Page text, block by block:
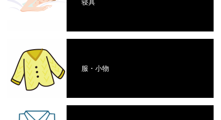
寝具
服・小物